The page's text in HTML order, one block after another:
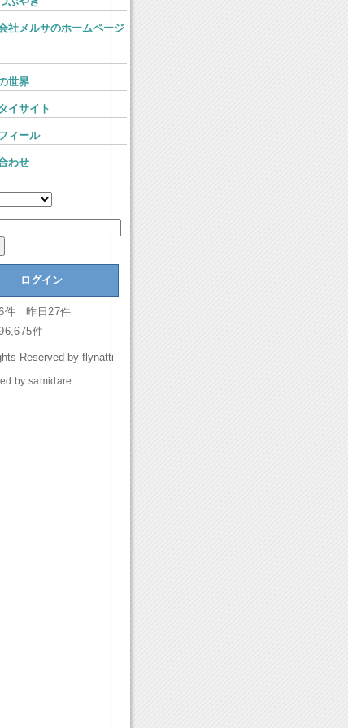
社メルサのホームページ
世界
イサイト
ィール
わせ
ログイン
件 昨日27件
件
Reserved by flynatti
by samidare